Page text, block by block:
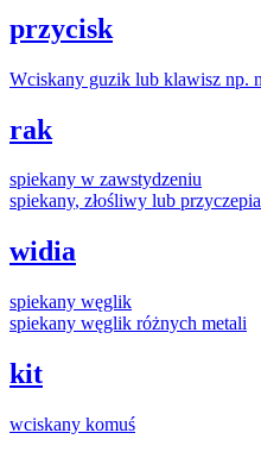
przycisk
Wciskany guzik lub klawisz np.
rak
spiekany w zawstydzeniu
spiekany, złośliwy lub
widia
spiekany węglik
spiekany węglik różnych metali
kit
wciskany komuś